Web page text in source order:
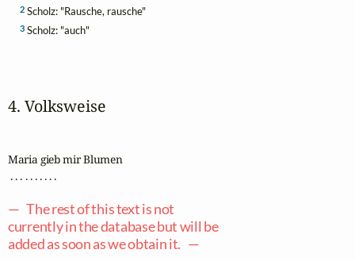
2Scholz: "Rausche, rausche"
3Scholz: "auch"
4. Volksweise
Maria gieb mir Blumen
. . . . . . . . . .
— The rest of this text is not
currently in the database but will be
added as soon as we obtain it. —